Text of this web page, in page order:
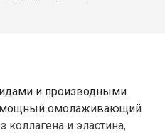
и производными
мощный омолаживающий
коллагена и эластина,